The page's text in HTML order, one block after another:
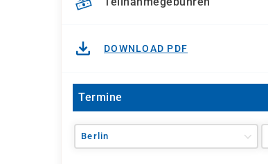
DOWNLOAD PDF
Termine
Berlin